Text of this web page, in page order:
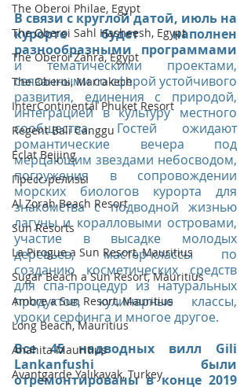
The Oberoi Philae, Egypt
The Oberoi Sahl Hasheesh, Egypt
The Oberoi Zahra, Egypt
The Oberoi, Marrakech
InterContinental Phuket Resort
Regent Bali Canggu
Eclat Beijing
Пресс-релизы
Al Zorah Beach Resort
Sun Resorts
La Pirogue a Sun Resort, Mauritius
Sugar Beach a Sun Resort, Mauritius
Ambre a Sun Resort, Mauritius
Long Beach, Mauritius
Anahita Mauritius
Avantgarde Yalıkavak, Turkey
В связи с круглой датой, июль на
курорте будет наполнен
разнообразными программами
и тематическими проектами,
связанными со сферой устойчивого
развития, единения с природой,
интеграцией в культуру местного
сообщества. Гостей ожидают
романтические вечера под
мерцающим звездами небосводом,
погружения в сопровождении
морских биологов курорта для
знакомства с подводной жизнью
лагуны и коралловыми островами,
участие в высадке молодых
деревьев, мастер-классы по
созданию косметических средств
для спа-процедур из натуральных
продуктов, кулинарные классы,
уроки серфинга и многое другое.
Все 45 надводных вилл Gili
Lankanfushi были
отремонтированы в конце 2019